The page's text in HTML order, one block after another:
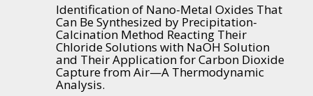
Identification of Nano-Metal Oxides That
Can Be Synthesized by Precipitation-
Calcination Method Reacting Their
Chloride Solutions with NaOH Solution
and Their Application for Carbon Dioxide
Capture from Air—A Thermodynamic
Analysis.